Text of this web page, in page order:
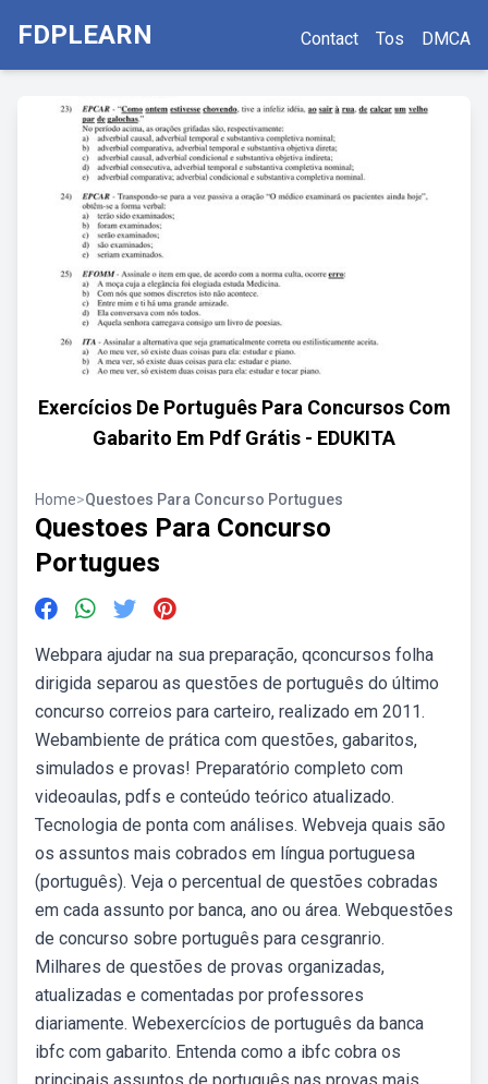
FDPLEARN Contact Tos DMCA
Exercícios De Português Para Concursos Com
Gabarito Em Pdf Grátis - EDUKITA
Home>Questoes Para Concurso Portugues
Questoes Para Concurso
Portugues
Webpara ajudar na sua preparação, qconcursos folha
dirigida separou as questões de português do último
concurso correios para carteiro, realizado em 2011.
Webambiente de prática com questões, gabaritos,
simulados e provas! Preparatório completo com
videoaulas, pdfs e conteúdo teórico atualizado.
Tecnologia de ponta com análises. Webveja quais são
os assuntos mais cobrados em língua portuguesa
(português). Veja o percentual de questões cobradas
em cada assunto por banca, ano ou área. Webquestões
de concurso sobre português para cesgranrio.
Milhares de questões de provas organizadas,
atualizadas e comentadas por professores
diariamente. Webexercícios de português da banca
ibfc com gabarito. Entenda como a ibfc cobra os